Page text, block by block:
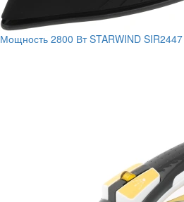
Мощность 2800 Вт STARWIND SIR2447